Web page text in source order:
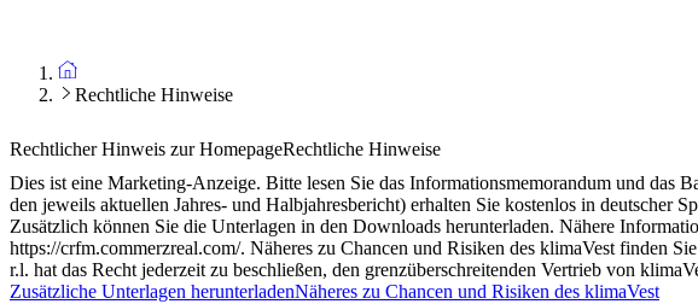
Rechtliche Hinweise
Rechtlicher Hinweis zur HomepageRechtliche Hinweise
Dies ist eine Marketing-Anzeige. Bitte lesen Sie das Informationsmemorandum und das
den jeweils aktuellen Jahres- und Halbjahresbericht) erhalten Sie kostenlos in deutscher
Zusätzlich können Sie die Unterlagen in den Downloads herunterladen. Nähere
https://crfm.commerzreal.com/. Näheres zu Chancen und Risiken des klimaVest finden
r.l. hat das Recht jederzeit zu beschließen, den grenzüberschreitenden Vertrieb von
Zusätzliche Unterlagen herunterladenNäheres zu Chancen und Risiken des klimaVest